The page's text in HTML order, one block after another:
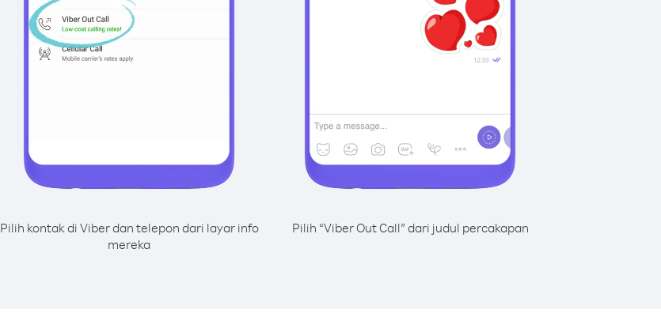
Pilih kontak di Viber dan telepon dari layar info
mereka
Pilih “Viber Out Call” dari judul percakapan